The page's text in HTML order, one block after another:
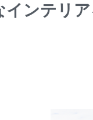
インテリ